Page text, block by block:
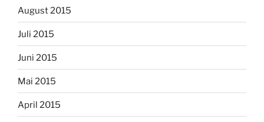
August 2015
Juli 2015
Juni 2015
Mai 2015
April 2015